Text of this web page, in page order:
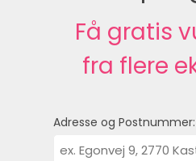
Få gratis
fra flere
Adresse og Postnummer: